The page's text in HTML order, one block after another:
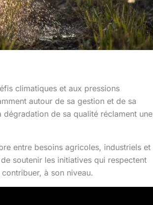
climatiques et aux pressions
autour de sa gestion et de sa
dégradation de sa qualité réclament une
entre besoins agricoles, industriels et
soutenir les initiatives qui respectent
à son niveau.